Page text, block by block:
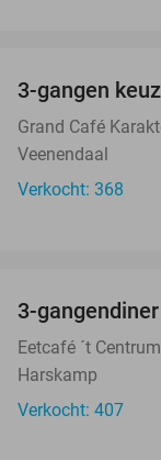
3-gangen
Grand Café
Veenendaal
Verkocht: 368
3-
Eetcafé ´t Centrum
Harskamp
Verkocht: 407